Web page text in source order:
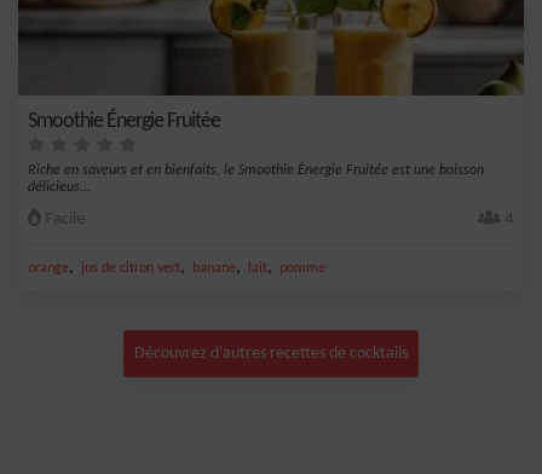
Smoothie Énergie Fruitée
Riche en saveurs et en bienfaits, le Smoothie Énergie Fruitée est une boisson
délicieus...
Facile 4
orange, jus de citron vert, banane, lait, pomme
Découvrez d'autres recettes de cocktails